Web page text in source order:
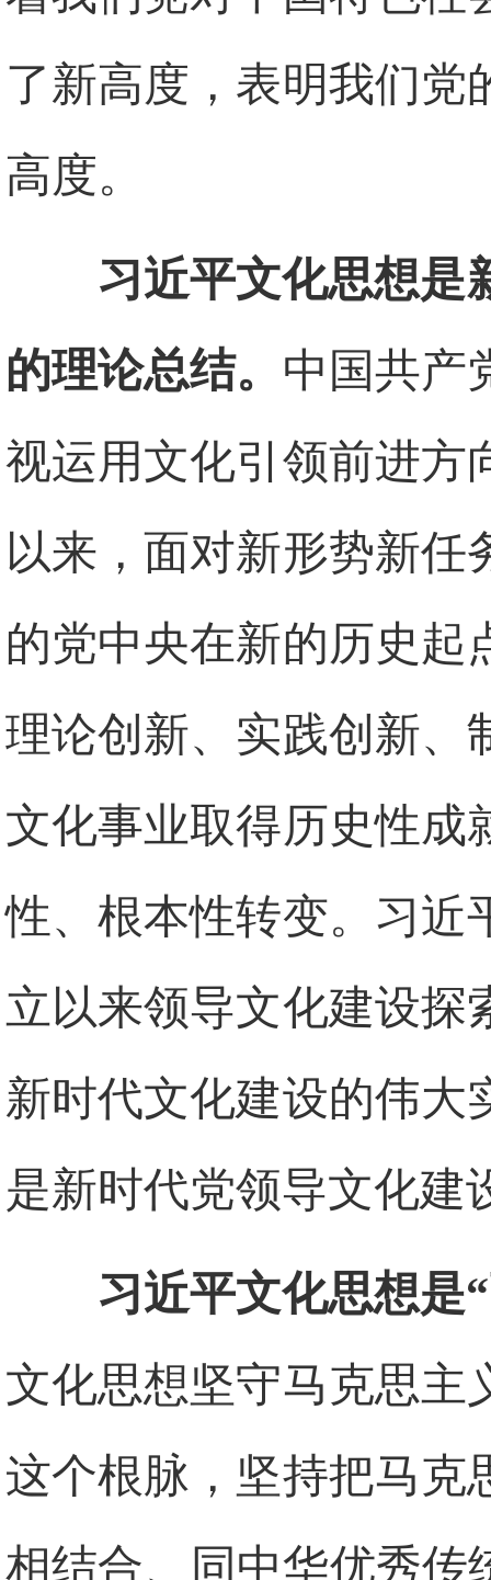
了新高度，表明我们党
高度。
习近平文化思想是
的理论总结。 中国共产
视运用文化引领前进方
以来，面对新形势新任
的党中央在新的历史起
理论创新、实践创新、
文化事业取得历史性成
性、根本性转变。习近
立以来领导文化建设探
新时代文化建设的伟大
是新时代党领导文化建
习近平文化思想是
文化思想坚守马克思主
这个根脉，坚持把马克
相结合、同中华优秀传